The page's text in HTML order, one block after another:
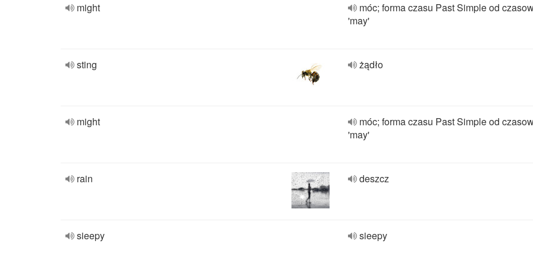
might
móc; forma czasu Past Simple od
'may'
sting żądło
might
móc; forma czasu Past Simple od
'may'
rain deszcz
sieepy sieepy